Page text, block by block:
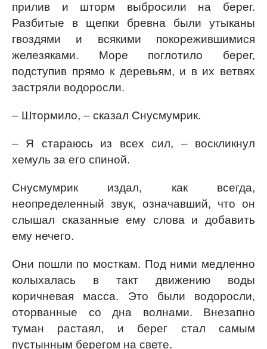
прилив и шторм выбросили на берег.
Разбитые в щепки бревна были утыканы
гвоздями и всякими покорежившимися
железяками. Море поглотило берег,
подступив прямо к деревьям, и в их ветвях
застряли водоросли.
– Штормило, – сказал Снусмумрик.
– Я стараюсь из всех сил, – воскликнул
хемуль за его спиной.
Снусмумрик издал, как всегда,
неопределенный звук, означавший, что он
слышал сказанные ему слова и добавить
ему нечего.
Они пошли по мосткам. Под ними медленно
колыхалась в такт движению воды
коричневая масса. Это были водоросли,
оторванные со дна волнами. Внезапно
туман растаял, и берег стал самым
пустынным берегом на свете.